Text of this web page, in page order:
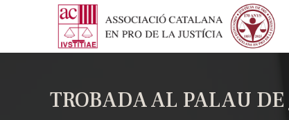
TROBADA AL PALAU